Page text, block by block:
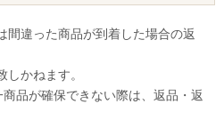
間違った商品が到着した場合の返
かねます。
品が確保できない際は、返品・返